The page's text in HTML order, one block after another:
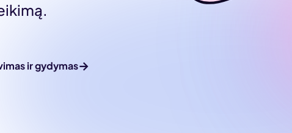
ir gydymas→